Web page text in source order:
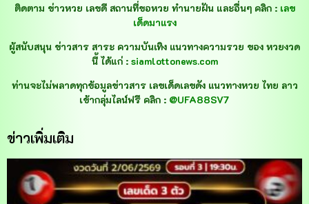
ติดตาม ข่าวหวย เลขดี สถานที่ขอหวย ทำนายฝัน และอื่นๆ คลิก : เลข
เด็ดมาแรง
ผู้สนับสนุน ข่าวสาร สาระ ความบันเทิง แนวทางความรวย ของ หวยงวด
นี้ ได้แก่ : siamlottonews.com
ท่านจะไม่พลาดทุกข้อมูลข่าวสาร เลขเด็ดเลขดัง แนวทางหวย ไทย ลาว
เข้ากลุ่มไลน์ฟรี คลิก : @UFA88SV7
ข่าวเพิ่มเติม